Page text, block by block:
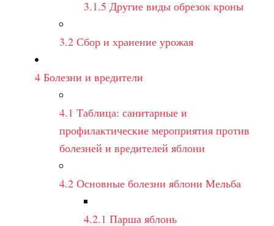
3.1.5 Другие виды обрезок кроны
3.2 Сбор и хранение урожая
4 Болезни и вредители
4.1 Таблица: санитарные и
профилактические мероприятия против
болезней и вредителей яблони
4.2 Основные болезни яблони Мельба
4.2.1 Парша яблонь